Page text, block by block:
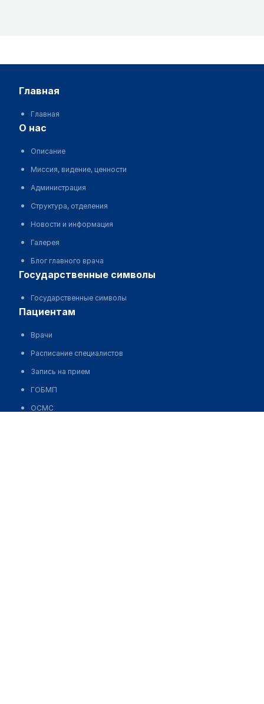
главная
Главная
о нас
Описание
Миссия, видение, ценности
Администрация
Структура, отделения
Новости и информация
Галерея
Блог главного врача
государственные символы
Государственные символы
пациентам
Врачи
Расписание специалистов
Запись на прием
ГОБМП
ОСМС